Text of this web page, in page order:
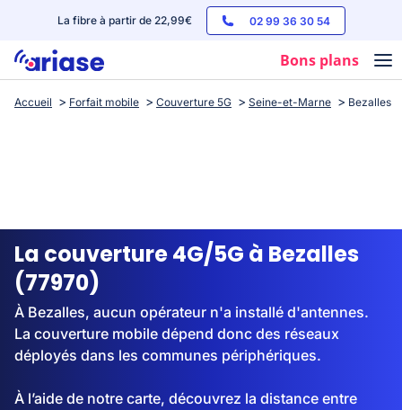
La fibre à partir de 22,99€ 02 99 36 30 54
Bons plans
Box internet
Streaming
Accueil Forfait mobile Couverture 5G Seine-et-Marne Bezalles
La couverture 4G/5G à Bezalles
(77970)
À Bezalles, aucun opérateur n'a installé d'antennes.
La couverture mobile dépend donc des réseaux
déployés dans les communes périphériques.
À l’aide de notre carte, découvrez la distance entre